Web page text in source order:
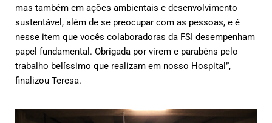
mas também em ações ambientais e desenvolvimento
sustentável, além de se preocupar com as pessoas, e é
nesse item que vocês colaboradoras da FSI desempenham
papel fundamental. Obrigada por virem e parabéns pelo
trabalho belíssimo que realizam em nosso Hospital”,
finalizou Teresa.